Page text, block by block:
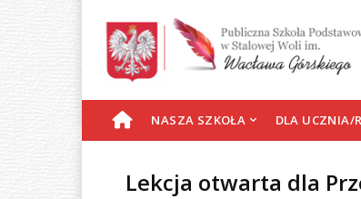
S NASZA SZKOŁA DLA UCZNIA/
Lekcja otwarta dla